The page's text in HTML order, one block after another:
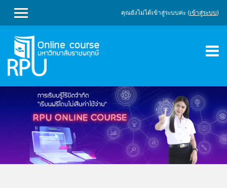
SIDE PANEL
คุณยังไม่ได้เข้าสู่ระบบค่ะ (เข้าสู่ระบบ)